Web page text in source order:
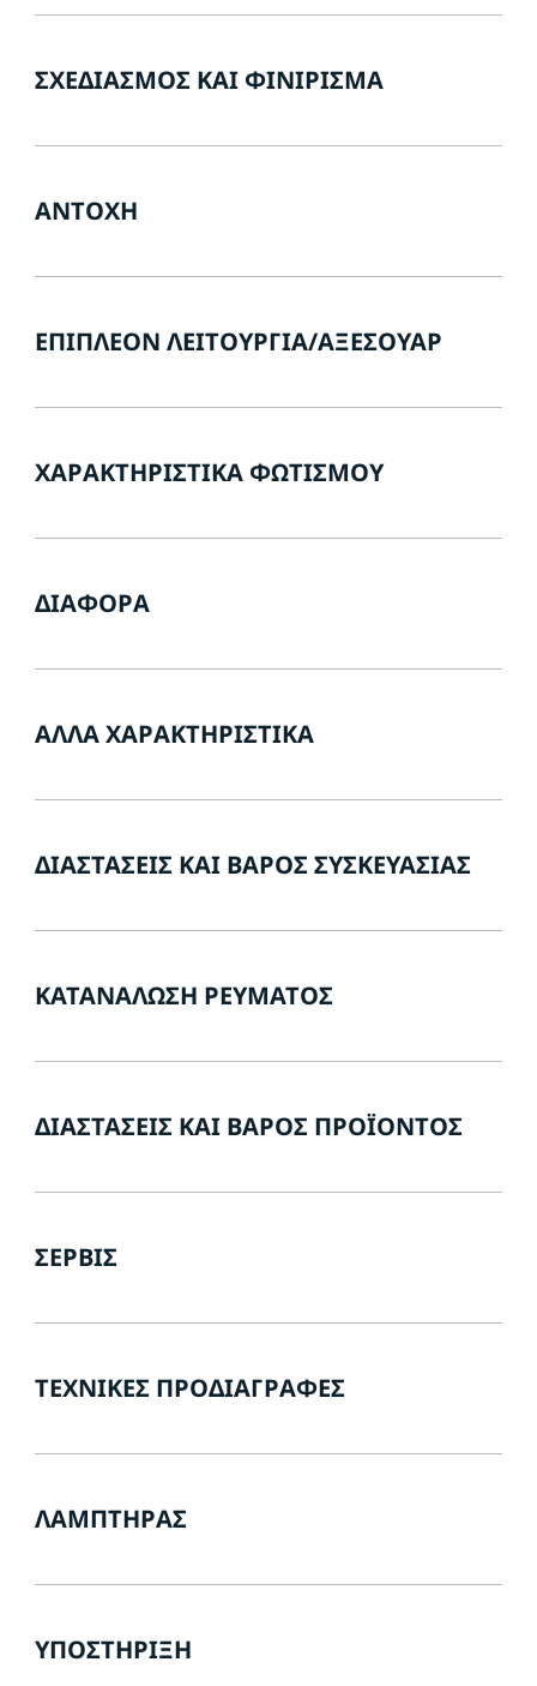
ΣΧΕΔΙΑΣΜΌΣ ΚΑΙ ΦΙΝΊΡΙΣΜΑ
ΑΝΤΟΧΉ
ΕΠΙΠΛΈΟΝ ΛΕΙΤΟΥΡΓΊΑ/ΑΞΕΣΟΥΆΡ
ΧΑΡΑΚΤΗΡΙΣΤΙΚΆ ΦΩΤΙΣΜΟΎ
ΔΙΆΦΟΡΑ
ΆΛΛΑ ΧΑΡΑΚΤΗΡΙΣΤΙΚΆ
ΔΙΑΣΤΆΣΕΙΣ ΚΑΙ ΒΆΡΟΣ ΣΥΣΚΕΥΑΣΊΑΣ
ΚΑΤΑΝΆΛΩΣΗ ΡΕΎΜΑΤΟΣ
ΔΙΑΣΤΆΣΕΙΣ ΚΑΙ ΒΆΡΟΣ ΠΡΟΪΌΝΤΟΣ
ΣΈΡΒΙΣ
ΤΕΧΝΙΚΈΣ ΠΡΟΔΙΑΓΡΑΦΈΣ
ΛΑΜΠΤΉΡΑΣ
ΥΠΟΣΤΉΡΙΞΗ